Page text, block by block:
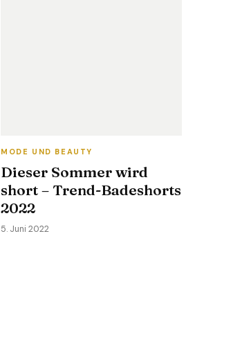
MODE UND BEAUTY
Dieser Sommer wird
short – Trend-Badeshorts
2022
5. Juni 2022